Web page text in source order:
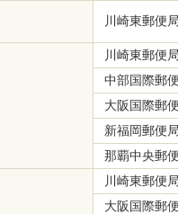
川崎東郵便
川崎東郵便
中部国際郵
大阪国際郵
新福岡郵便
那覇中央郵
川崎東郵便
大阪国際郵